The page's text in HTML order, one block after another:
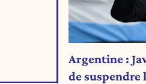
Argentine :
de suspendre